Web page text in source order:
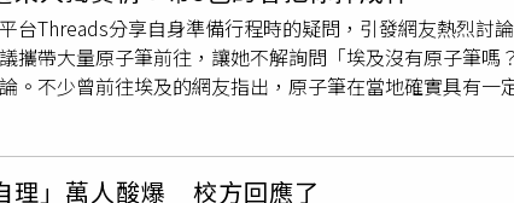
或報酬有助於提升接單意願，甚至直言「沒有送不了的地
區」，並非單一因素造成，而是機車禁行、停車困難、需
擇避開，進而形成長時間無人接單的情況。台北車站商辦
致接單意願低。（圖／翻攝自Threads）
上班族免費搭乘公車的措施。官方統計顯示，約有240萬
，約800人在伊朗。儘管中東局勢緊張，多數人仍選擇留
員表示，一名菲律賓籍看護瑪麗安．德維拉（Mary Ann
事發當時，她正協助年長照護對象前往防空避難所。
台Threads分享自身準備行程時的疑問，引發網友熱烈討
攜帶大量原子筆前往，讓她不解詢問「埃及沒有原子筆嗎
。不少曾前往埃及的網友指出，原子筆在當地確實具有一
西要殺價說誒我送你一隻原子筆通常可以殺價成功，然後
艙的位置上面拍假裝開船的照片」、「上廁所要付錢，但
件事，特地準備了很多按壓式原子筆準備買東西 殺價使用
理」萬人酸爆 校方回應了